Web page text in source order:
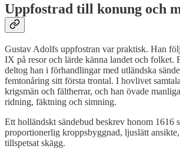
Uppfostrad till konung och
Gustav Adolfs uppfostran var praktisk. Han
IX på resor och lärde känna landet och folket.
deltog han i förhandlingar med utländska
femtonåring sitt första trontal. I hovlivet
krigsmän och fältherrar, och han övade
ridning, fäktning och simning.
Ett holländskt sändebud beskrev honom 1616
proportionerlig kroppsbyggnad, ljuslätt
tillspetsat skägg.